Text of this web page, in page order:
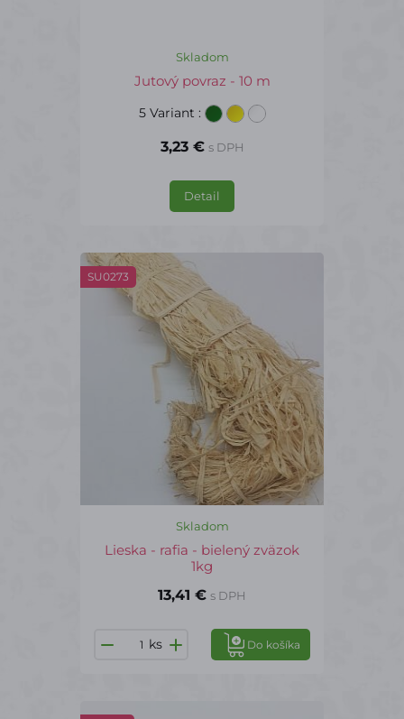
Skladom
Jutový povraz - 10 m
5 Variant :
3,23 € s DPH
Detail
SU0273
Skladom
Lieska - rafia - bielený zväzok
1kg
13,41 € s DPH
ks Do košíka